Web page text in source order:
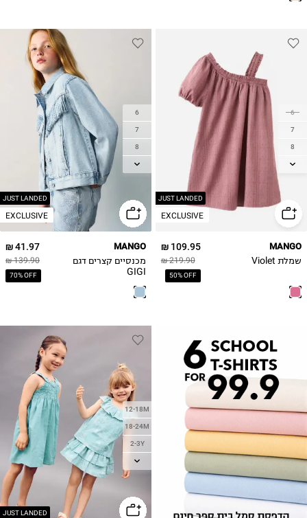
JUST LANDED
EXCLUSIVE
6
7
8
9
109.95 ₪
219.90 ₪
50% OFF
MANGO
שמלת Violet
JUST LANDED
EXCLUSIVE
6
7
8
9
12
13-14Y
41.97 ₪
139.90 ₪
70% OFF
MANGO
מכנסיים קצרים דגם
GIGI
JUST LANDED
12-18M
18-24M
2-3Y
3-4Y